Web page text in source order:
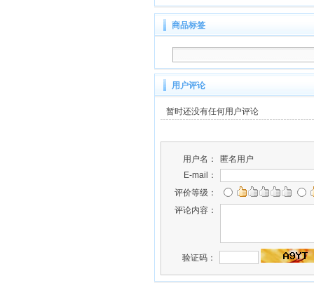
商品标签
用户评论
暂时还没有任何用户评论
用户名：
匿名用户
E-mail：
评价等级：
评论内容：
验证码：